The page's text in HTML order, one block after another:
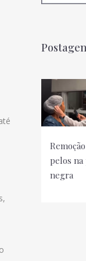
pelos na
negra